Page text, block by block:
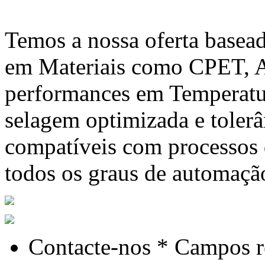
Temos a nossa oferta
em Materiais como CPET,
performances em
selagem optimizada e
compatíveis com
todos os graus de
Contacte-nos * Campos